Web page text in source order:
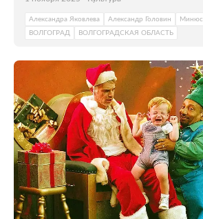
Александра Яковлева Александр Головин
ВОЛГОГРАД
ВОЛГОГРАДСКАЯ ОБЛАСТЬ